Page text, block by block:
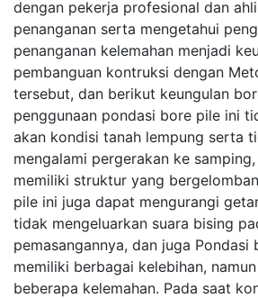
dengan pekerja profesional dan
penanganan serta mengetahui
penanganan kelemahan menjadi
pembanguan kontruksi dengan
tersebut, dan berikut keungulan
penggunaan pondasi bore pile ini
akan kondisi tanah lempung serta
mengalami pergerakan ke
memiliki struktur yang
pile ini juga dapat mengurangi
tidak mengeluarkan suara bising
pemasangannya, dan juga Pondasi
memiliki berbagai kelebihan,
beberapa kelemahan. Pada saat